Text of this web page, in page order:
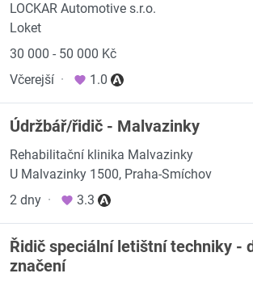
LOCKAR Automotive s.r.o.
Loket
30 000 - 50 000 Kč
Včerejší · 1.0
Údržbář/řidič - Malvazinky
Rehabilitační klinika Malvazinky
U Malvazinky 1500, Praha-Smíchov
2 dny · 3.3
Řidič speciální letištní techniky -
značení